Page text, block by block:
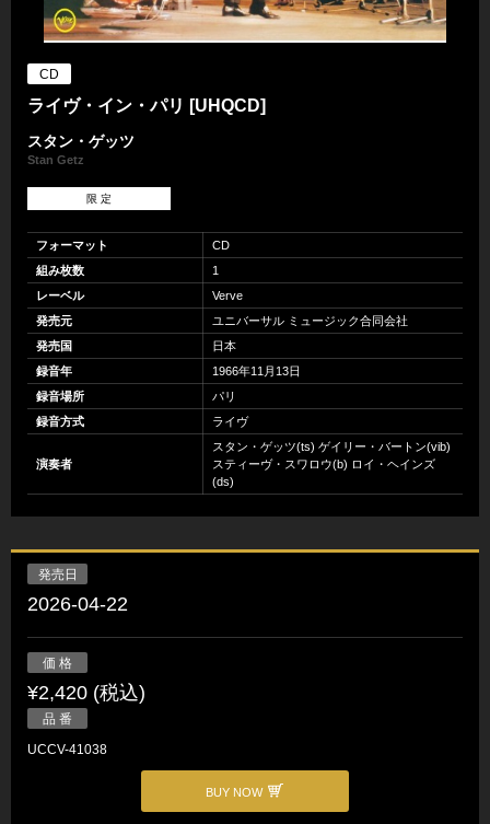
CD
ライヴ・イン・パリ [UHQCD]
スタン・ゲッツ
Stan Getz
限 定
フォーマット
CD
組み枚数
1
レーベル
Verve
発売元
ユニバーサル ミュージック合同会社
発売国
日本
録音年
1966年11月13日
録音場所
パリ
録音方式
ライヴ
演奏者
スタン・ゲッツ(ts) ゲイリー・バートン(vib)
スティーヴ・スワロウ(b) ロイ・ヘインズ
(ds)
発売日
2026-04-22
価 格
¥2,420 (税込)
品 番
UCCV-41038
BUY NOW